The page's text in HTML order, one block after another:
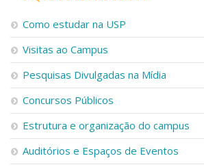
Como estudar na USP
Visitas ao Campus
Pesquisas Divulgadas na Mídia
Concursos Públicos
Estrutura e organização do campus
Auditórios e Espaços de Eventos